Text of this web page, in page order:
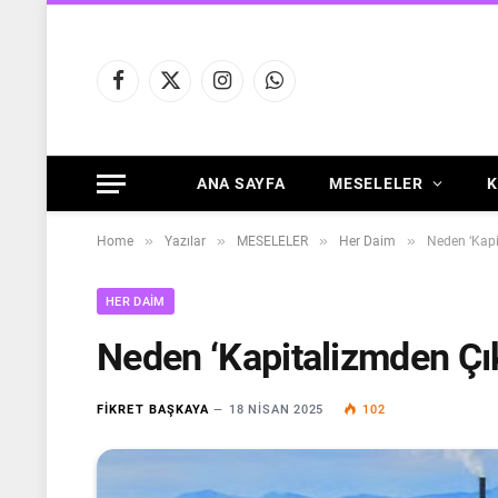
Facebook
X
InstagramWhatsApp
ANA SAYFA MESELELER
Home » Yazılar » MESELELER » Her Daim » Neden
HER DAIM
Neden ‘Kapitalizmden
FIKRET BAŞKAYA 18 NISAN 2025 102